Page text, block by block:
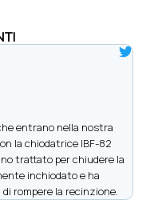
entrano nella nostra
la chiodatrice IBF-82
trattato per chiudere la
inchiodato e ha
rompere la recinzione.